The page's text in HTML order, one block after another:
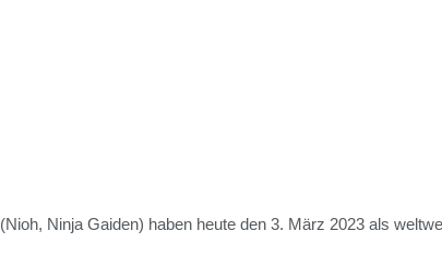
(Nioh, Ninja Gaiden) haben heute den 3. März 2023 als